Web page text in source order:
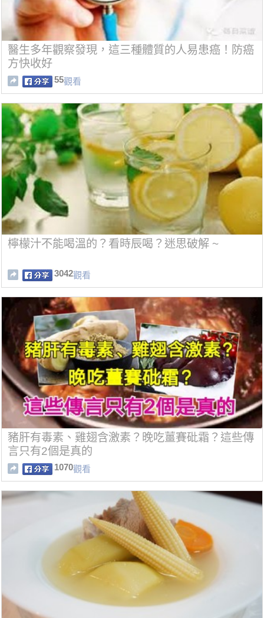
醫生多年觀察發現，這三種體質的人易患癌！防癌
方快收好
55觀看
檸檬汁不能喝溫的？看時辰喝？迷思破解 ~
3042觀看
豬肝有毒素、雞翅含激素？晚吃薑賽砒霜？這些傳
言只有2個是真的
1070觀看